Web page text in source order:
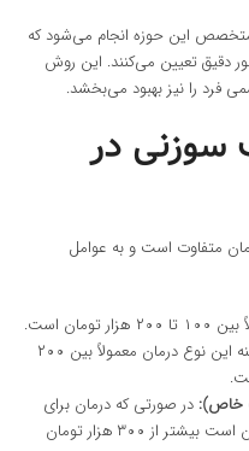
این حوزه انجام می‌شود که
دقیق تعیین می‌کنند. این روش
فرد را نیز بهبود می‌بخشد.
سوزنی در
متفاوت است و به عوامل
است.
هزینه این نوع درمان معمولاً بین ۲۰۰
خاص): در صورتی که درمان برای
مشکلات خاص و پیچیده باشد، هزینه ممکن است بیشتر از ۳۰۰ هزار تومان